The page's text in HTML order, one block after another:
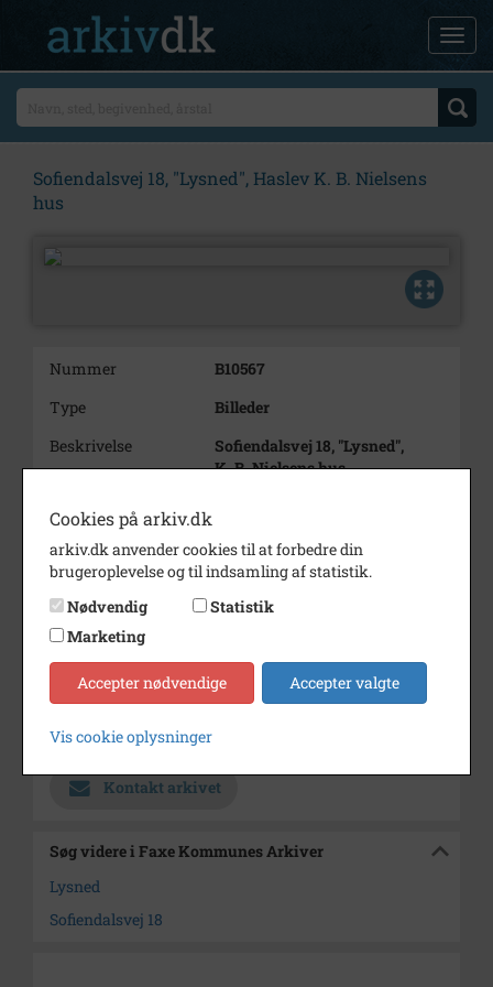
Sofiendalsvej 18, "Lysned", Haslev K. B. Nielsens
hus
Nummer
B10567
Type
Billeder
Beskrivelse
Sofiendalsvej 18, "Lysned",
K. B. Nielsens hus
Periode
Dateringsnote
u. år
Fotograf
Ukendt
Type
Sogn (1000-2050)
Enhed
Haslev Sogn (1000-2050)
Arkiv
Kontakt arkivet
Søg videre i Faxe Kommunes Arkiver
Lysned
Sofiendalsvej 18
Cookies på arkiv.dk
arkiv.dk anvender cookies til at forbedre din
brugeroplevelse og til indsamling af statistik.
Nødvendig
Statistik
Marketing
Accepter nødvendige Accepter valgte
Vis cookie oplysninger